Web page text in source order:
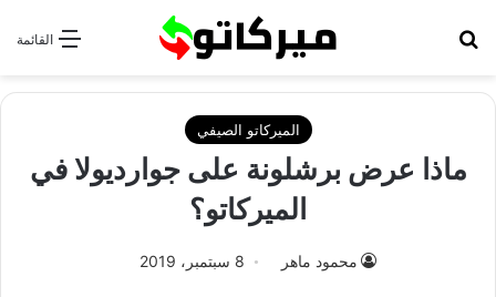
القائمة
الميركاتو الصيفي
ماذا عرض برشلونة على جوارديولا في
الميركاتو؟
محمود ماهر 8 سبتمبر، 2019